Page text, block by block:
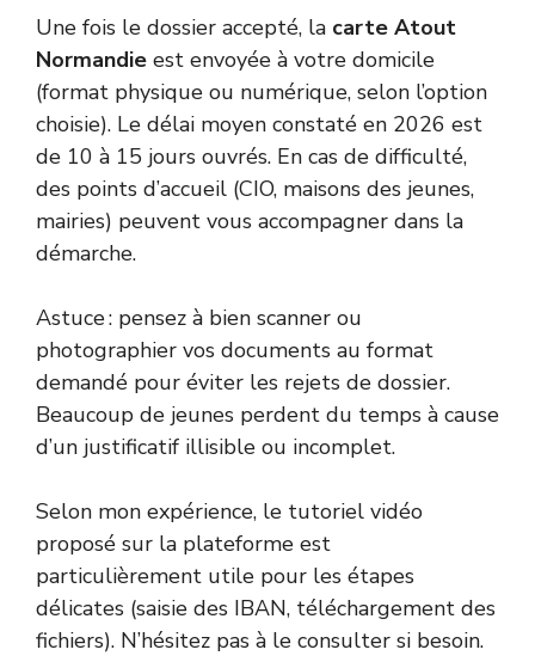
Une fois le dossier accepté, la carte Atout
Normandie est envoyée à votre domicile
(format physique ou numérique, selon l’option
choisie). Le délai moyen constaté en 2026 est
de 10 à 15 jours ouvrés. En cas de difficulté,
des points d’accueil (CIO, maisons des jeunes,
mairies) peuvent vous accompagner dans la
démarche.
Astuce : pensez à bien scanner ou
photographier vos documents au format
demandé pour éviter les rejets de dossier.
Beaucoup de jeunes perdent du temps à cause
d’un justificatif illisible ou incomplet.
Selon mon expérience, le tutoriel vidéo
proposé sur la plateforme est
particulièrement utile pour les étapes
délicates (saisie des IBAN, téléchargement des
fichiers). N’hésitez pas à le consulter si besoin.